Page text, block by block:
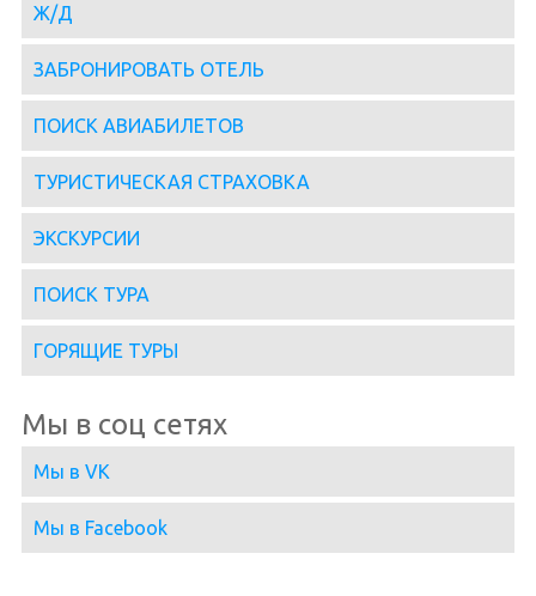
Ж/Д
ЗАБРОНИРОВАТЬ ОТЕЛЬ
ПОИСК АВИАБИЛЕТОВ
ТУРИСТИЧЕСКАЯ СТРАХОВКА
ЭКСКУРСИИ
ПОИСК ТУРА
ГОРЯЩИЕ ТУРЫ
Мы в соц сетях
Мы в VK
Мы в Facebook